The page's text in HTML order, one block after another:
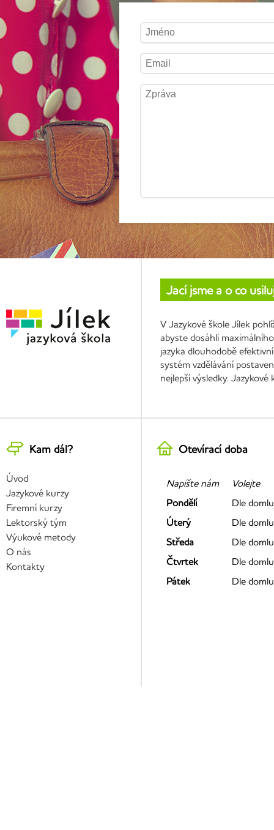
Jací jsme a o co
V Jazykové škole Jílek
abyste dosáhli
jazyka dlouhodobě
systém vzdělávání
nejlepší výsledky.
Kam dál?
Úvod
Jazykové kurzy
Firemní kurzy
Lektorský tým
Výukové metody
O nás
Kontakty
Otevírací doba
Napište nám
Volejte
Pondělí
Dle
Úterý
Dle
Středa
Dle
Čtvrtek
Dle
Pátek
Dle